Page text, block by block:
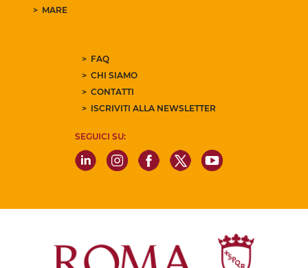
MARE
FAQ
CHI SIAMO
CONTATTI
ISCRIVITI ALLA NEWSLETTER
SEGUICI SU: